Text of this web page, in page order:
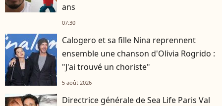
ans
07:30
Calogero et sa fille Nina reprennent
ensemble une chanson d'Olivia Rogrido :
"J'ai trouvé un choriste"
5 août 2026
Directrice générale de Sea Life Paris Val